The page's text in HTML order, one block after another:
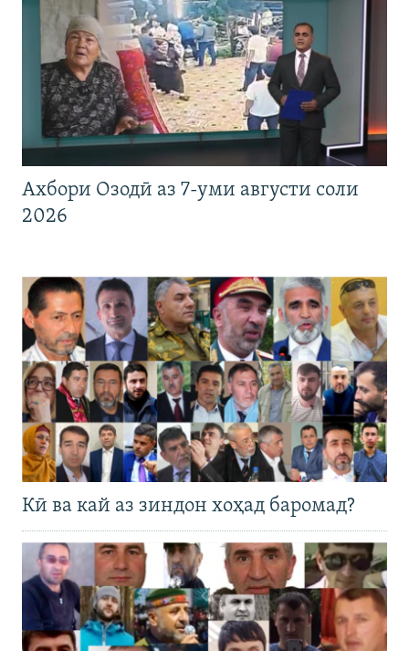
Ахбори Озодӣ аз 7-уми августи соли
2026
Кӣ ва кай аз зиндон хоҳад баромад?